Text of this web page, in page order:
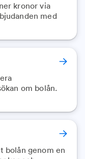
kronor via
med
om bolån.
bolån genom en